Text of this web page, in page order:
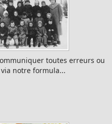
Merci d'avance de nous
précision sur cette photo via